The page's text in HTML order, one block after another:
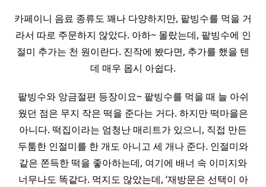
카페이니 음료 종류도 꽤나 다양하지만, 팥빙수를 먹을 거
라서 따로 주문하지 않았다. 아하~ 몰랐는데, 팥빙수에 인
절미 추가는 천 원이란다. 진작에 봤다면, 추가를 했을 텐
데 매우 몹시 아쉽다.
팥빙수와 앙금절편 등장이요~ 팥빙수를 먹을 때 늘 아쉬
웠던 점은 무지 작은 떡을 준다는 거다. 하지만 떡마을은
아니다. 떡집이라는 엄청난 매리트가 있으니, 직접 만든
두툼한 인절미를 한 개도 아니고 세 개나 준다. 인절미와
같은 쫀득한 떡을 좋아하는데, 여기에 배너 속 이미지와
너무나도 똑같다. 먹지도 않았는데, ‘재방문은 선택이 아